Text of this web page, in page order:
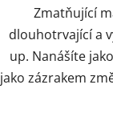
Zmatňující
dlouhotrvající a
up. Nanášíte
jako zázrakem